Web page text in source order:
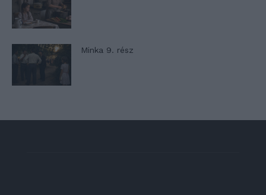
Minka 9. rész